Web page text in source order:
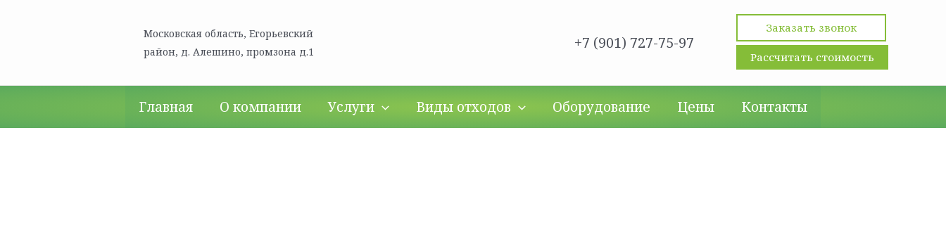
Московская область, Егорьевский
район, д. Алешино, промзона д.1
+7 (901) 727-75-97
Заказать звонок
Рассчитать стоимость
Главная О компании Услуги Виды отходов Оборудование Цены Контакты